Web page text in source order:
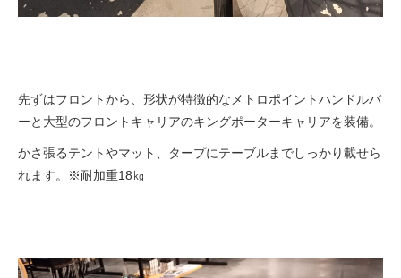
先ずはフロントから、形状が特徴的なメトロポイントハンドルバ
ーと大型のフロントキャリアのキングポーターキャリアを装備。
かさ張るテントやマット、タープにテーブルまでしっかり載せら
れます。※耐加重18㎏